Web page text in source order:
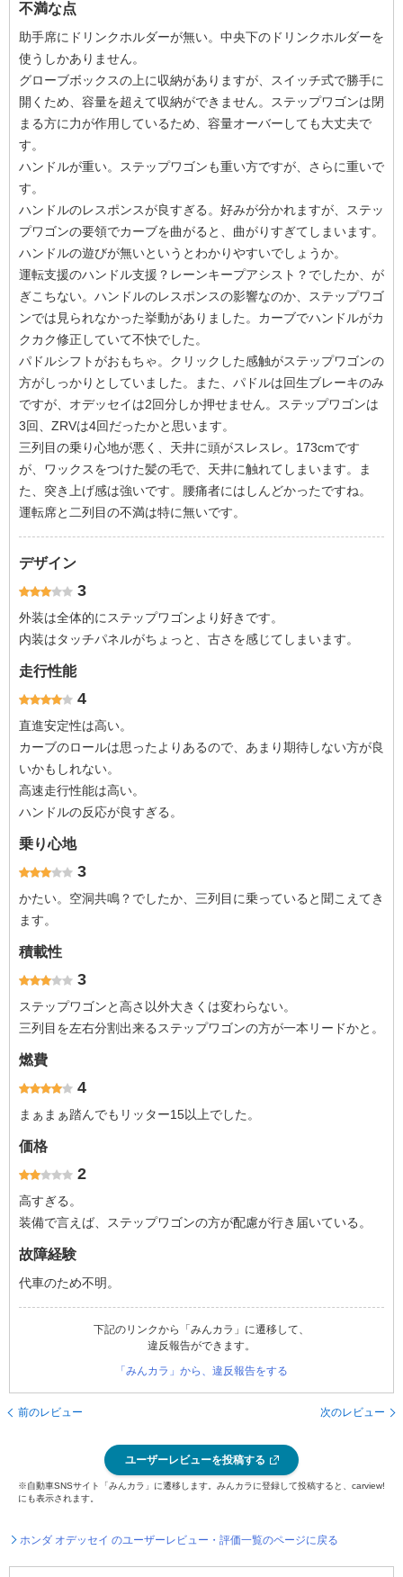
不満な点
助手席にドリンクホルダーが無い。中央下のドリンクホルダーを
使うしかありません。
グローブボックスの上に収納がありますが、スイッチ式で勝手に
開くため、容量を超えて収納ができません。ステップワゴンは閉
まる方に力が作用しているため、容量オーバーしても大丈夫で
す。
ハンドルが重い。ステップワゴンも重い方ですが、さらに重いで
す。
ハンドルのレスポンスが良すぎる。好みが分かれますが、ステッ
プワゴンの要領でカーブを曲がると、曲がりすぎてしまいます。
ハンドルの遊びが無いというとわかりやすいでしょうか。
運転支援のハンドル支援？レーンキープアシスト？でしたか、が
ぎこちない。ハンドルのレスポンスの影響なのか、ステップワゴ
ンでは見られなかった挙動がありました。カーブでハンドルがカ
クカク修正していて不快でした。
パドルシフトがおもちゃ。クリックした感触がステップワゴンの
方がしっかりとしていました。また、パドルは回生ブレーキのみ
ですが、オデッセイは2回分しか押せません。ステップワゴンは
3回、ZRVは4回だったかと思います。
三列目の乗り心地が悪く、天井に頭がスレスレ。173cmです
が、ワックスをつけた髪の毛で、天井に触れてしまいます。ま
た、突き上げ感は強いです。腰痛者にはしんどかったですね。
運転席と二列目の不満は特に無いです。
デザイン
3
外装は全体的にステップワゴンより好きです。
内装はタッチパネルがちょっと、古さを感じてしまいます。
走行性能
4
直進安定性は高い。
カーブのロールは思ったよりあるので、あまり期待しない方が良
いかもしれない。
高速走行性能は高い。
ハンドルの反応が良すぎる。
乗り心地
3
かたい。空洞共鳴？でしたか、三列目に乗っていると聞こえてき
ます。
積載性
3
ステップワゴンと高さ以外大きくは変わらない。
三列目を左右分割出来るステップワゴンの方が一本リードかと。
燃費
4
まぁまぁ踏んでもリッター15以上でした。
価格
2
高すぎる。
装備で言えば、ステップワゴンの方が配慮が行き届いている。
故障経験
代車のため不明。
下記のリンクから「みんカラ」に遷移して、
違反報告ができます。
「みんカラ」から、違反報告をする
前のレビュー 次のレビュー
ユーザーレビューを投稿する
※自動車SNSサイト「みんカラ」に遷移します。みんカラに登録して投稿すると、carview!
にも表示されます。
ホンダ オデッセイ のユーザーレビュー・評価一覧のページに戻る